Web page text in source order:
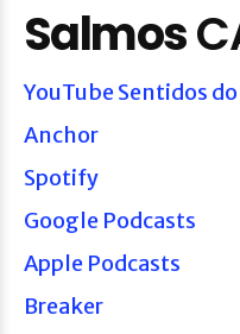
Salmos
YouTube Sentidos
Anchor
Spotify
Google Podcasts
Apple Podcasts
Breaker